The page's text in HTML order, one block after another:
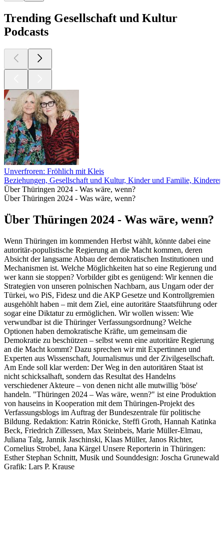
Trending Gesellschaft und Kultur
Podcasts
Unverfroren: Fröhlich mit Kleis
Beziehungen, Gesellschaft und Kultur, Kinder und Familie,
Über Thüringen 2024 - Was wäre, wenn?
Über Thüringen 2024 - Was wäre, wenn?
Über Thüringen 2024 - Was wäre, wenn?
Wenn Thüringen im kommenden Herbst wählt, könnte dabei eine
autoritär-populistische Regierung an die Macht kommen, deren
Absicht der langsame Abbau der demokratischen Institutionen und
Mechanismen ist. Welche Möglichkeiten hat so eine Regierung und
wer kann sie stoppen? Vorbilder gibt es genügend: Wir kennen die
Strategien von unseren polnischen Nachbarn, aus Ungarn oder der
Türkei, wo PiS, Fidesz und die AKP Gesetze und Kontrollgremien
ausgehöhlt haben – mit dem Ziel, eine autoritäre Staatsführung oder
sogar eine Diktatur zu ermöglichen. Wir wollen wissen: Wie
verwundbar ist die Thüringer Verfassungsordnung? Welche
Optionen haben demokratische Kräfte, um gemeinsam die
Demokratie zu beschützen – selbst wenn eine autoritäre Regierung
an die Macht kommt? Dazu sprechen wir mit Expertinnen und
Experten aus Wissenschaft, Journalismus und der Zivilgesellschaft.
Am Ende soll klar werden: Der Weg in den autoritären Staat ist
nicht schicksalhaft, sondern das Resultat des Handelns
verschiedener Akteure – von denen nicht alle mutwillig 'böse'
handeln. "Thüringen 2024 – Was wäre, wenn?" ist eine Produktion
von hauseins in Kooperation mit dem Thüringen-Projekt des
Verfassungsblogs im Auftrag der Bundeszentrale für politische
Bildung. Redaktion: Katrin Rönicke, Steffi Groth, Hannah Katinka
Beck, Friedrich Zillessen, Max Steinbeis, Marie Müller-Elmau,
Juliana Talg, Jannik Jaschinski, Klaas Müller, Janos Richter,
Cornelius Strobel, Jana Kärgel Unsere Reporterin in Thüringen:
Esther Stephan Schnitt, Musik und Sounddesign: Joscha Grunewald
Grafik: Lars P. Krause